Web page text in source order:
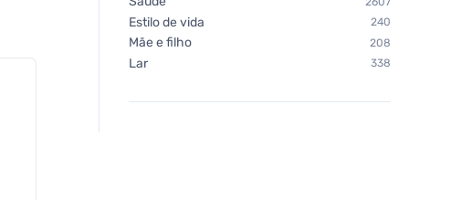
Estilo de vida 240
Mãe e filho 208
Lar 338